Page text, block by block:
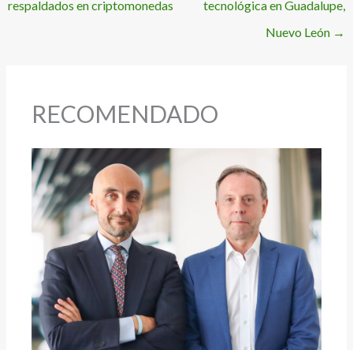
respaldados en criptomonedas
tecnológica en Guadalupe,
Nuevo León →
RECOMENDADO